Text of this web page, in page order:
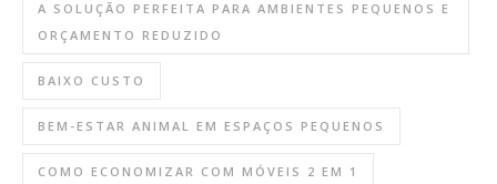
A SOLUÇÃO PERFEITA PARA AMBIENTES PEQUENOS E
ORÇAMENTO REDUZIDO
BAIXO CUSTO
BEM-ESTAR ANIMAL EM ESPAÇOS PEQUENOS
COMO ECONOMIZAR COM MÓVEIS 2 EM 1